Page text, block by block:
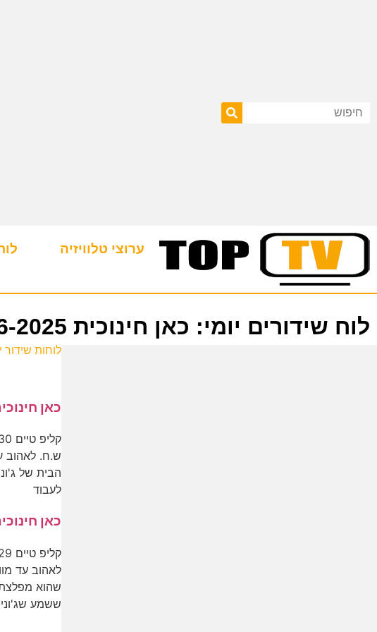
ערוצי טלוויזיה
לוח שידורים יומי: כאן חינוכית 29-06-2025
לוחות שידור
כאן חינוכית 06-08-
הבית של
לעבוד
כאן חינוכית 05-08-
שהוא מפלצת
ששמע שג'וני